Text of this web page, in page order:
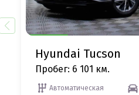
Hyundai Tucson
Пробег: 6 101 км.
Автоматическая